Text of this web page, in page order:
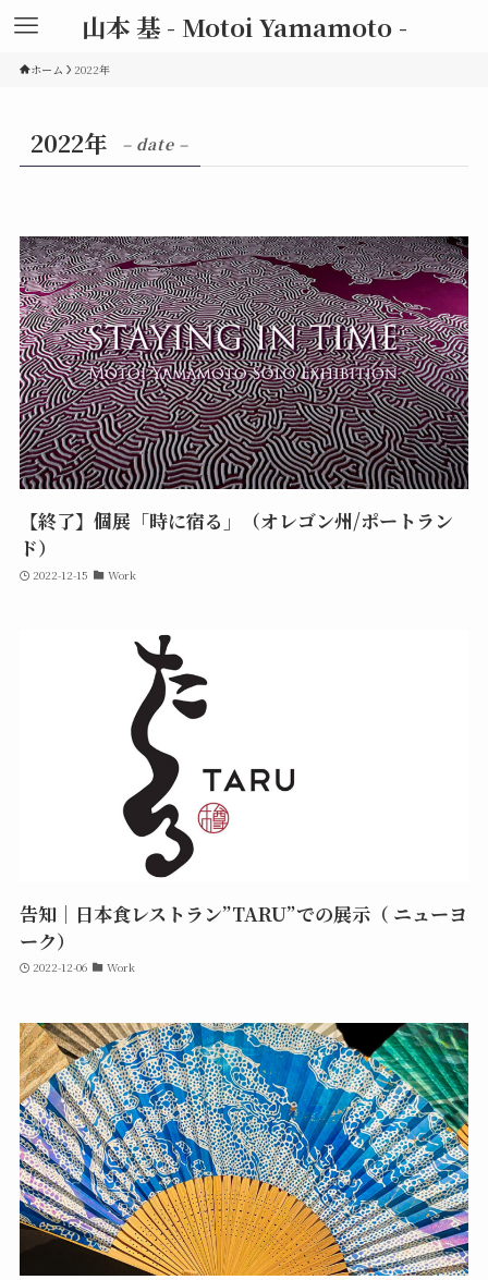
山本 基 - Motoi Yamamoto -
ホーム 2022年
2022年 – date –
【終了】個展「時に宿る」（オレゴン州/ポートラン
ド）
2022-12-15 Work
告知｜日本食レストラン”TARU”での展示（ ニューヨ
ーク）
2022-12-06 Work